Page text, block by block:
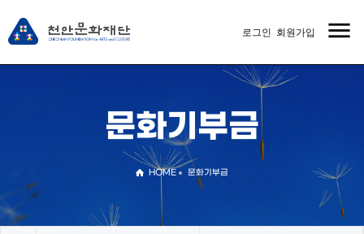
menu
로그인 회원가입
문화기부금
HOME 문화기부금